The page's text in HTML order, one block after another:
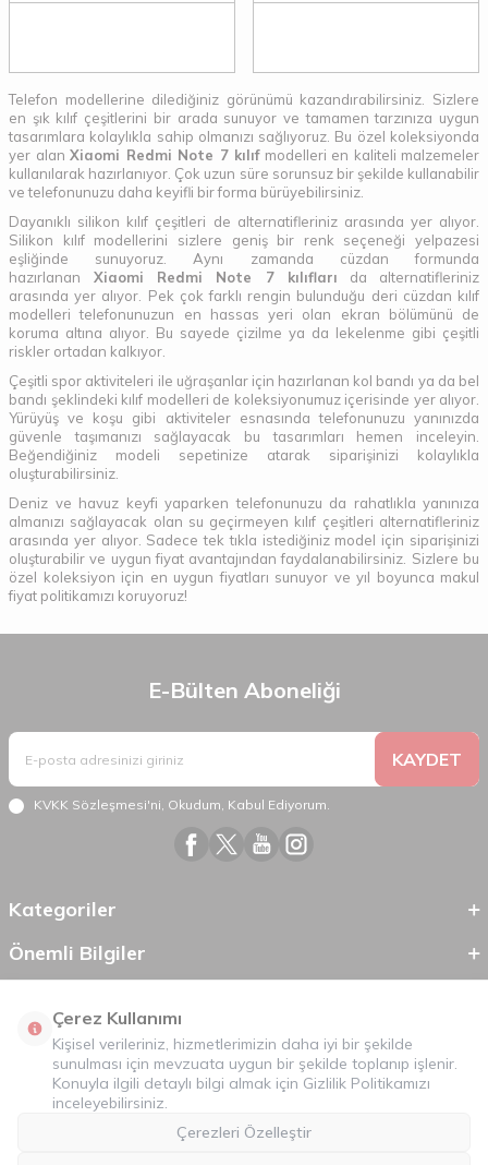
Telefon modellerine dilediğiniz görünümü kazandırabilirsiniz. Sizlere
en şık kılıf çeşitlerini bir arada sunuyor ve tamamen tarzınıza uygun
tasarımlara kolaylıkla sahip olmanızı sağlıyoruz. Bu özel koleksiyonda
yer alan Xiaomi Redmi Note 7 kılıfmodelleri en kaliteli malzemeler
kullanılarak hazırlanıyor. Çok uzun süre sorunsuz bir şekilde kullanabilir
ve telefonunuzu daha keyifli bir forma bürüyebilirsiniz.
Dayanıklı silikon kılıf çeşitleri de alternatifleriniz arasında yer alıyor.
Silikon kılıf modellerini sizlere geniş bir renk seçeneği yelpazesi
eşliğinde sunuyoruz. Aynı zamanda cüzdan formunda
hazırlanan Xiaomi Redmi Note 7 kılıfları da alternatifleriniz
arasında yer alıyor. Pek çok farklı rengin bulunduğu deri cüzdan kılıf
modelleri telefonunuzun en hassas yeri olan ekran bölümünü de
koruma altına alıyor. Bu sayede çizilme ya da lekelenme gibi çeşitli
riskler ortadan kalkıyor.
Çeşitli spor aktiviteleri ile uğraşanlar için hazırlanan kol bandı ya da bel
bandı şeklindeki kılıf modelleri de koleksiyonumuz içerisinde yer alıyor.
Yürüyüş ve koşu gibi aktiviteler esnasında telefonunuzu yanınızda
güvenle taşımanızı sağlayacak bu tasarımları hemen inceleyin.
Beğendiğiniz modeli sepetinize atarak siparişinizi kolaylıkla
oluşturabilirsiniz.
Deniz ve havuz keyfi yaparken telefonunuzu da rahatlıkla yanınıza
almanızı sağlayacak olan su geçirmeyen kılıf çeşitleri alternatifleriniz
arasında yer alıyor. Sadece tek tıkla istediğiniz model için siparişinizi
oluşturabilir ve uygun fiyat avantajından faydalanabilirsiniz. Sizlere bu
özel koleksiyon için en uygun fiyatları sunuyor ve yıl boyunca makul
fiyat politikamızı koruyoruz!
E-Bülten Aboneliği
KAYDET
KVKK Sözleşmesi'ni, Okudum, Kabul Ediyorum.
Kategoriler
Önemli Bilgiler
Çerez Kullanımı
Kişisel verileriniz, hizmetlerimizin daha iyi bir şekilde
sunulması için mevzuata uygun bir şekilde toplanıp işlenir.
Konuyla ilgili detaylı bilgi almak için Gizlilik Politikamızı
inceleyebilirsiniz.
Çerezleri Özelleştir